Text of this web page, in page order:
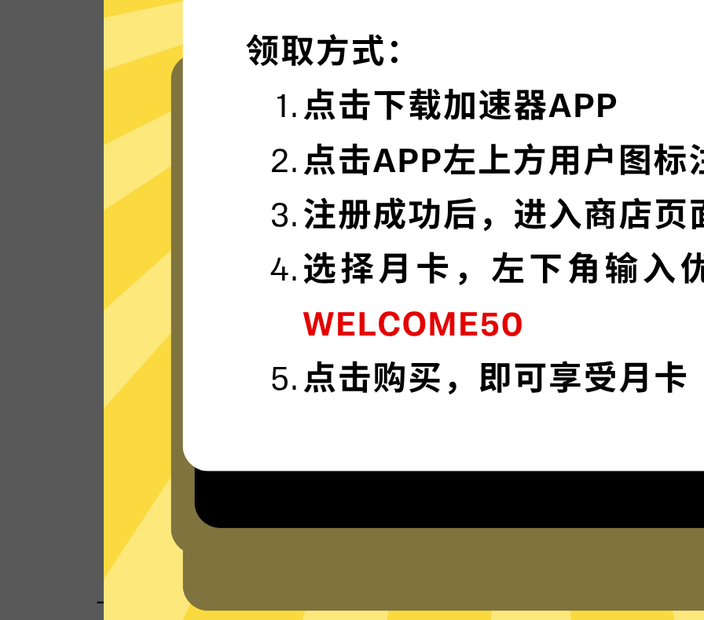
闪电般的连接速度
Hammer加速器的服务器使用更新一代的”闪
连“连接技术，只为速度而生，可轻松支持4K
看看其他人对Hammer加速器的评价
卓越的加密技术
Hammer加速器采用最前沿的数据加密技
术，使您全面掌控您的网络隐私与安全。
下载Hammer加速器App
一键连接，无需任何繁琐配置